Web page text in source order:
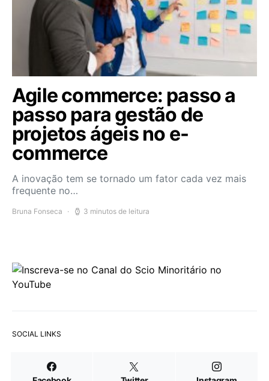
Agile commerce: passo a
passo para gestão de
projetos ágeis no e-
commerce
A inovação tem se tornado um fator cada vez mais
frequente no…
Bruna Fonseca 3 minutos de leitura
SOCIAL LINKS